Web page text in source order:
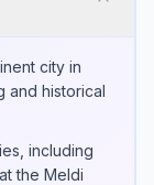
city in
and historical
including
the Meldi